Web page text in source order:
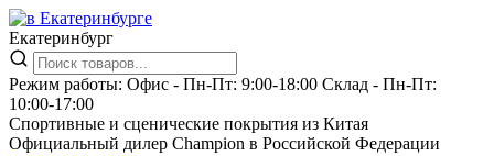
Екатеринбург
Режим работы: Офис - Пн-Пт: 9:00-18:00 Склад - Пн-Пт:
10:00-17:00
Спортивные и сценические покрытия из Китая
Официальный дилер Champion в Российской Федерации